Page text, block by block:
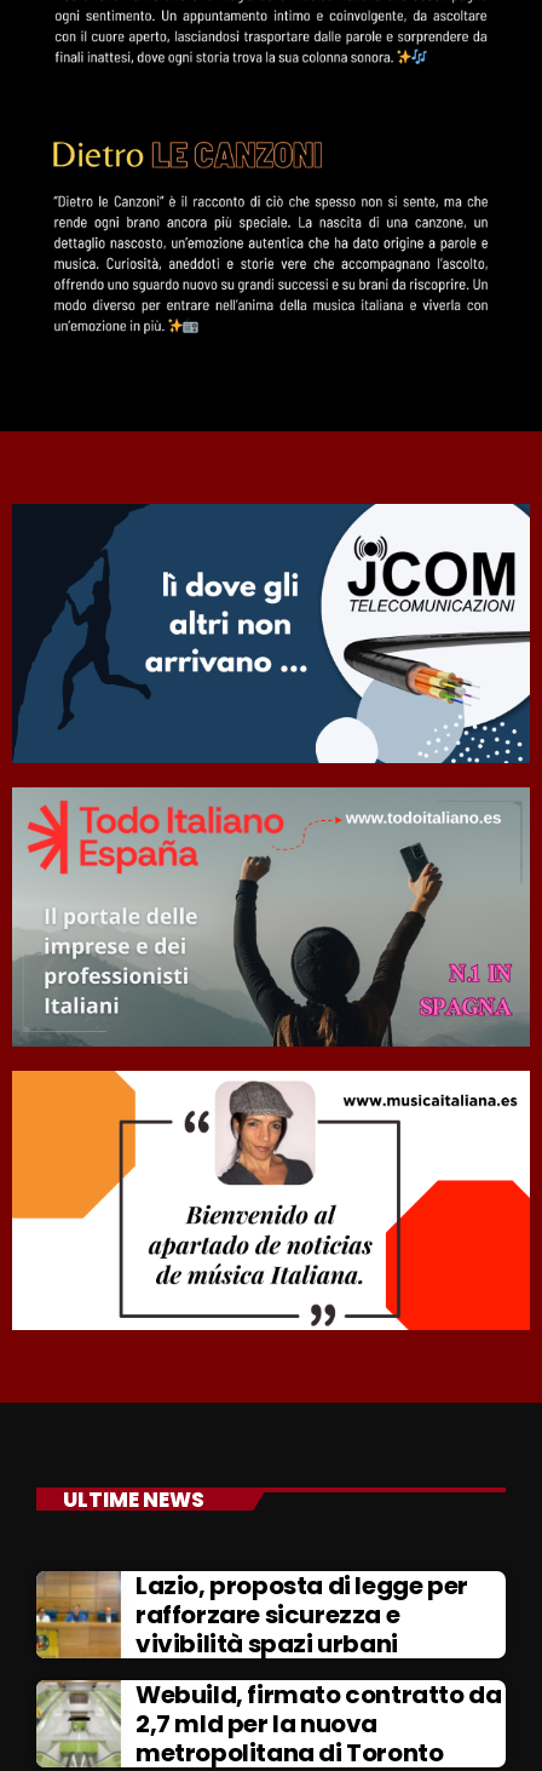
ULTIME NEWS
Lazio, proposta di legge per
rafforzare sicurezza e
vivibilità spazi urbani
Webuild, firmato contratto da
2,7 mld per la nuova
metropolitana di Toronto